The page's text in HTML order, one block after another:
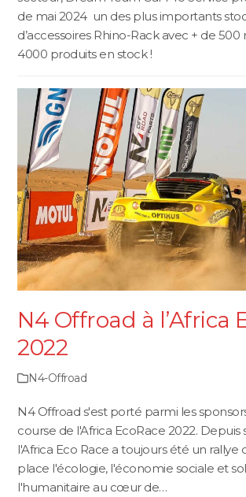
de mai 2024 un des plus importants
d’accessoires Rhino-Rack avec + de 500
4000 produits en stock !
N4 Offroad à l’Africa
2022
N4-Offroad
N4 Offroad s'est porté parmi les
course de l'Africa EcoRace 2022. Depuis
l'Africa Eco Race a toujours été un rallye
place l'écologie, l'économie sociale et
l'humanitaire au cœur de…